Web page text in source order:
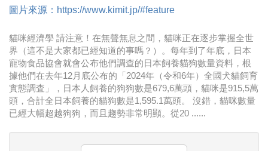
圖片來源：https://www.kimit.jp/#feature
貓咪經濟學 請注意！在無聲無息之間，貓咪正在逐步掌握全世
界（這不是大家都已經知道的事嗎？）。每年到了年底，日本
寵物食品協會就會公布他們調查的日本飼養貓狗數量資料，根
據他們在去年12月底公布的「2024年（令和6年）全國犬貓飼育
實態調査」，日本人飼養的狗狗數是679,6萬頭，貓咪是915,5萬
頭，合計全日本飼養的貓狗數是1,595.1萬頭。 沒錯，貓咪數量
已經大幅超越狗狗，而且趨勢非常明顯。從20 ......
搞？（上）